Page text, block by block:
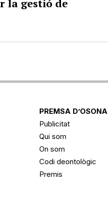
la gestió de
PREMSA D’OSONA
Publicitat
Qui som
On som
Codi deontològic
Premis